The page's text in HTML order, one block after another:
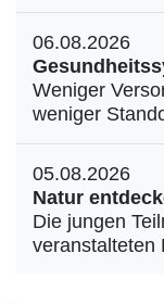
06.08.2026
Weniger
weniger
05.08.2026
Natur
Die jungen
veranstalteten